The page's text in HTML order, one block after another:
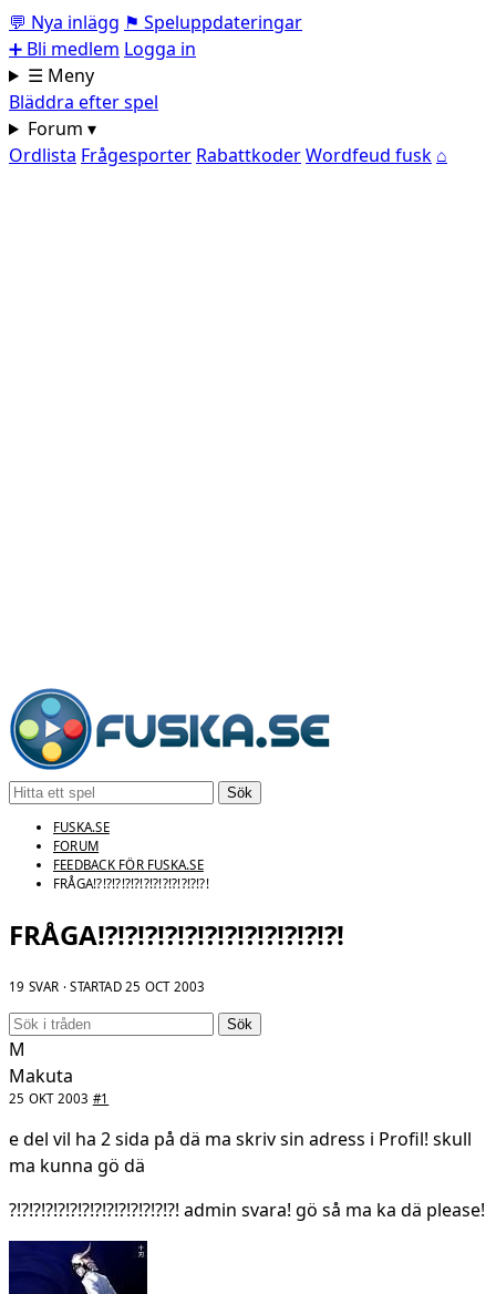
💬 Nya inlägg ⚑ Speluppdateringar
➕ Bli medlem Logga in
☰ Meny
Bläddra efter spel
Forum ▾
Ordlista Frågesporter RabattkoderWordfeud fusk ⌂
Sök
FUSKA.SE
FORUM
FEEDBACK FÖR FUSKA.SE
FRÅGA!?!?!?!?!?!?!?!?!?!?!?!?!
FRÅGA!?!?!?!?!?!?!?!?!?!?!?!?!
19 SVAR · STARTAD25 OCT 2003
Sök
M
Makuta
25 OKT 2003 #1
e del vil ha 2 sida på dä ma skriv sin adress i Profil! skull
ma kunna gö dä
?!?!?!?!?!?!?!?!?!?!?!?!?!?! admin svara! gö så ma ka dä please!